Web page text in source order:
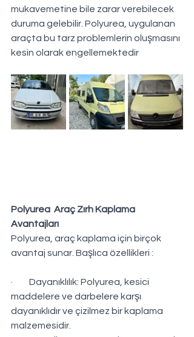
mukavemetine bile zarar verebilecek
duruma gelebilir. Polyurea, uygulanan
araçta bu tarz problemlerin oluşmasını
kesin olarak engellemektedir
Polyurea  Araç Zırh Kaplama
Avantajları
Polyurea, araç kaplama için birçok
avantaj sunar. Başlıca özellikleri :
·         Dayanıklılık: Polyurea, kesici
maddelere ve darbelere karşı
dayanıklıdır ve çizilmez bir kaplama
malzemesidir.